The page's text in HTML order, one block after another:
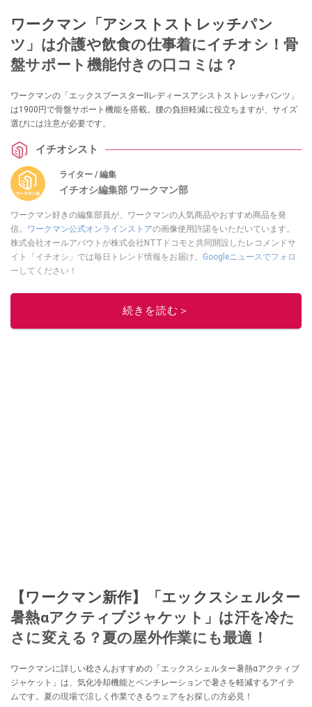
ワークマン「アシストストレッチパン
ツ」は介護や飲食の仕事着にイチオシ！骨
盤サポート機能付きの口コミは？
ワークマンの「エックスブースターⅡレディースアシストストレッチパンツ」
は1900円で骨盤サポート機能を搭載。腰の負担軽減に役立ちますが、サイズ
選びには注意が必要です。
イチオシスト
ライター / 編集
イチオシ編集部 ワークマン部
ワークマン好きの編集部員が、ワークマンの人気商品やおすすめ商品を発
信。 ワークマン公式オンラインストアの画像使用許諾をいただいています。
株式会社オールアバウトが株式会社NTTドコモと共同開設したレコメンドサ
イト「イチオシ」では毎日トレンド情報をお届け。 Googleニュースでフォロ
ー してください！
このイチオシストの他の記事を読む
続きを読む＞
【ワークマン新作】「エックスシェルター
暑熱αアクティブジャケット」は汗を冷た
さに変える？夏の屋外作業にも最適！
ワークマンに詳しい稔さんおすすめの「エックスシェルター暑熱αアクティブ
ジャケット」は、気化冷却機能とベンチレーションで暑さを軽減するアイテ
ムです。夏の現場で涼しく作業できるウェアをお探しの方必見！